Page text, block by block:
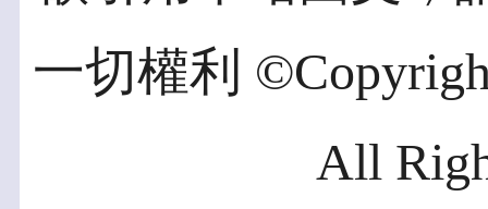
一切權利
All